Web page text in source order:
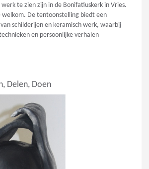
te zien zijn in de Bonifatiuskerk in Vries.
welkom. De tentoonstelling biedt een
schilderijen en keramisch werk, waarbij
en persoonlijke verhalen
Delen, Doen